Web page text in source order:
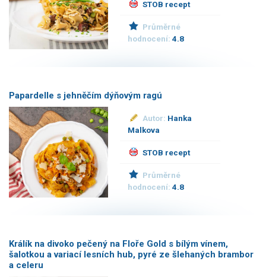
STOB recept
Průměrné
hodnocení:4.8
Papardelle s jehněčím dýňovým ragú
Autor: Hanka
Malkova
STOB recept
Průměrné
hodnocení:4.8
Králík na divoko pečený na Floře Gold s bílým vínem,
šalotkou a variací lesních hub, pyré ze šlehaných brambor
a celeru